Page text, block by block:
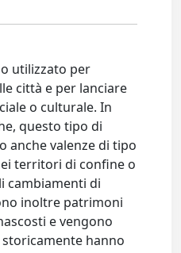
utilizzato per
città e per lanciare
o culturale. In
questo tipo di
anche valenze di tipo
territori di confine o
cambiamenti di
inoltre patrimoni
e vengono
hanno